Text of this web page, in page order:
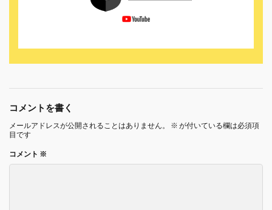
コメントを書く
メールアドレスが公開されることはありません。 ※ が付いている欄は必須項
目です
コメント ※